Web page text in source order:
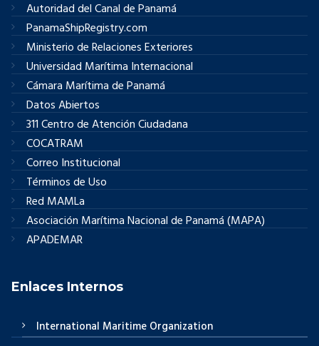
Autoridad del Canal de Panamá
PanamaShipRegistry.com
Ministerio de Relaciones Exteriores
Universidad Marítima Internacional
Cámara Marítima de Panamá
Datos Abiertos
311 Centro de Atención Ciudadana
COCATRAM
Correo Institucional
Términos de Uso
Red MAMLa
Asociación Marítima Nacional de Panamá (MAPA)
APADEMAR
Enlaces Internos
International Maritime Organization